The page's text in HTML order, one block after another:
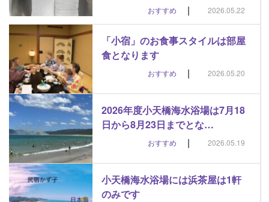
おすすめ | 2026.05.22
「小宿」のお食事スタイルは部屋
食となります
おすすめ | 2026.05.20
2026年度小天橋海水浴場は7月18
日から8月23日までとな…
おすすめ | 2026.05.19
小天橋海水浴場には浜茶屋は1軒
のみです